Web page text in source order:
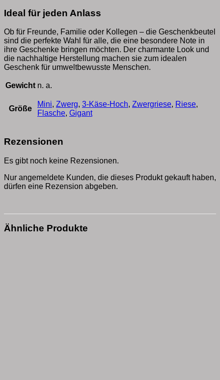
Ideal für jeden Anlass
Ob für Freunde, Familie oder Kollegen – die Geschenkbeutel
sind die perfekte Wahl für alle, die eine besondere Note in
ihre Geschenke bringen möchten. Der charmante Look und
die nachhaltige Herstellung machen sie zum idealen
Geschenk für umweltbewusste Menschen.
Gewicht n. a.
Größe
Mini, Zwerg, 3-Käse-Hoch, Zwergriese, Riese,
Flasche, Gigant
Rezensionen
Es gibt noch keine Rezensionen.
Nur angemeldete Kunden, die dieses Produkt gekauft haben,
dürfen eine Rezension abgeben.
Ähnliche Produkte